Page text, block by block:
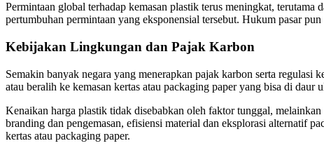
Permintaan global terhadap kemasan plastik terus meningkat, terutama
pertumbuhan permintaan yang eksponensial tersebut. Hukum pasar
Kebijakan Lingkungan dan Pajak Karbon
Semakin banyak negara yang menerapkan pajak karbon serta
atau beralih ke kemasan kertas atau packaging paper yang bisa di
Kenaikan harga plastik tidak disebabkan oleh faktor tunggal,
branding dan pengemasan, efisiensi material dan eksplorasi alternatif
kertas atau packaging paper.